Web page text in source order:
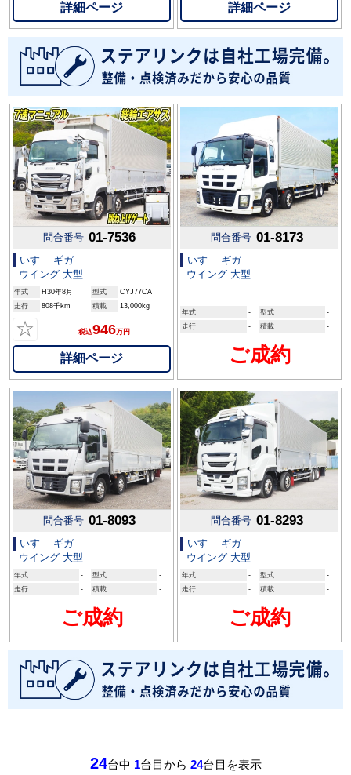
詳細ページ 詳細ページ
問合番号 01-7536
いすゞ ギガ
ウイング 大型
年式 H30年8月 型式
CYJ77CA
走行
808千km 積載 13,000kg
☆ 税込946万円
詳細ページ
問合番号 01-8173
いすゞ ギガ
ウイング 大型
年式 - 型式
-
走行
- 積載 -
ご成約
問合番号 01-8093
いすゞ ギガ
ウイング 大型
年式 - 型式
-
走行
- 積載 -
ご成約
問合番号 01-8293
いすゞ ギガ
ウイング 大型
年式 - 型式
-
走行
- 積載 -
ご成約
24台中 1台目から 24台目を表示